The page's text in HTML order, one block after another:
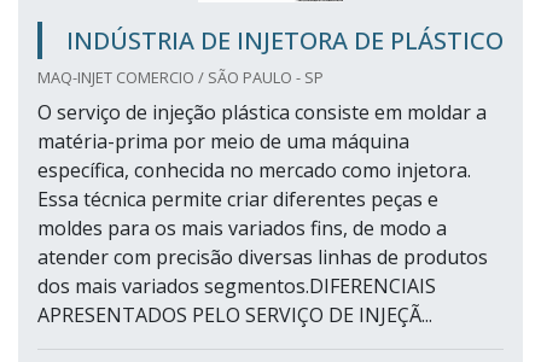
INDÚSTRIA DE INJETORA DE PLÁSTICO
MAQ-INJET COMERCIO / SÃO PAULO - SP
O serviço de injeção plástica consiste em moldar a
matéria-prima por meio de uma máquina
específica, conhecida no mercado como injetora.
Essa técnica permite criar diferentes peças e
moldes para os mais variados fins, de modo a
atender com precisão diversas linhas de produtos
dos mais variados segmentos.DIFERENCIAIS
APRESENTADOS PELO SERVIÇO DE INJEÇÃ...